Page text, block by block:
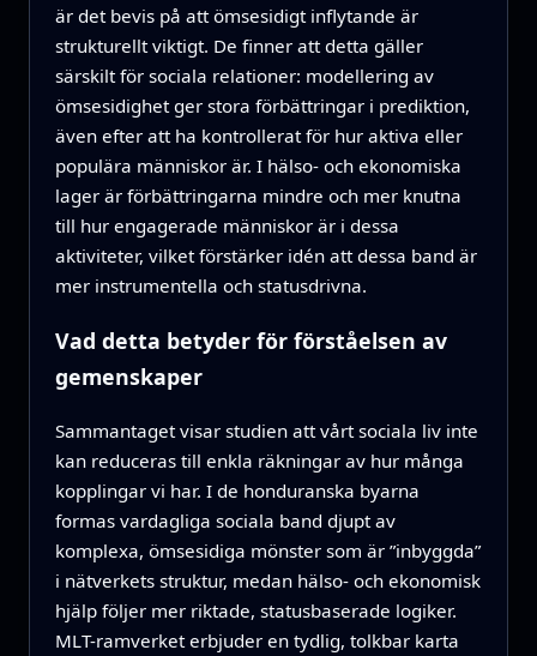
är det bevis på att ömsesidigt inflytande är
strukturellt viktigt. De finner att detta gäller
särskilt för sociala relationer: modellering av
ömsesidighet ger stora förbättringar i prediktion,
även efter att ha kontrollerat för hur aktiva eller
populära människor är. I hälso- och ekonomiska
lager är förbättringarna mindre och mer knutna
till hur engagerade människor är i dessa
aktiviteter, vilket förstärker idén att dessa band är
mer instrumentella och statusdrivna.
Vad detta betyder för förståelsen av
gemenskaper
Sammantaget visar studien att vårt sociala liv inte
kan reduceras till enkla räkningar av hur många
kopplingar vi har. I de honduranska byarna
formas vardagliga sociala band djupt av
komplexa, ömsesidiga mönster som är ”inbyggda”
i nätverkets struktur, medan hälso- och ekonomisk
hjälp följer mer riktade, statusbaserade logiker.
MLT-ramverket erbjuder en tydlig, tolkbar karta